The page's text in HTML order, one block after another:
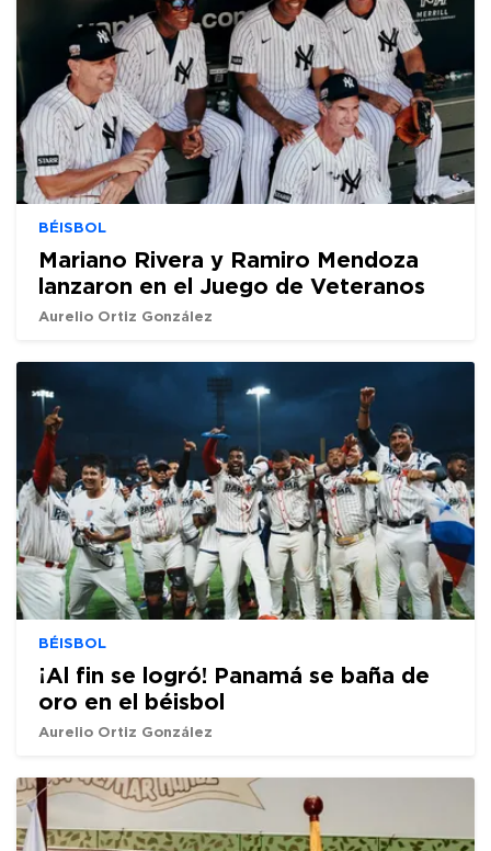
BÉISBOL
Mariano Rivera y Ramiro Mendoza
lanzaron en el Juego de Veteranos
Aurelio Ortiz González
BÉISBOL
¡Al fin se logró! Panamá se baña de
oro en el béisbol
Aurelio Ortiz González